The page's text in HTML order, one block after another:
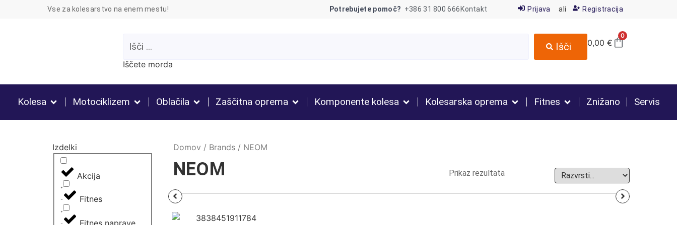
Vse za kolesarstvo na enem mestu! Potrebujete pomoč? +386 31 800 666 Kontakt Prijava ali Registracija
Išči
Iščete morda
0
0,00 €
Kolesa Motociklizem Oblačila Zaščitna oprema Komponente kolesa Kolesarska oprema Fitnes Znižano Servis
Izdelki
Akcija
Fitnes
Domov / Brands/ NEOM
NEOM Prikaz rezultata